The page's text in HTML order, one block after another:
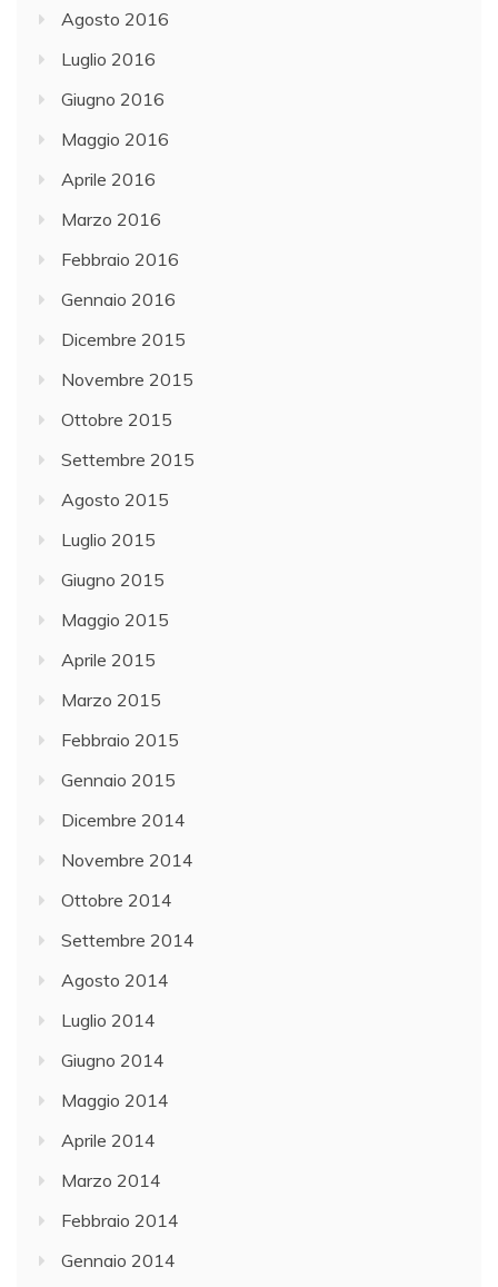
Agosto 2016
Luglio 2016
Giugno 2016
Maggio 2016
Aprile 2016
Marzo 2016
Febbraio 2016
Gennaio 2016
Dicembre 2015
Novembre 2015
Ottobre 2015
Settembre 2015
Agosto 2015
Luglio 2015
Giugno 2015
Maggio 2015
Aprile 2015
Marzo 2015
Febbraio 2015
Gennaio 2015
Dicembre 2014
Novembre 2014
Ottobre 2014
Settembre 2014
Agosto 2014
Luglio 2014
Giugno 2014
Maggio 2014
Aprile 2014
Marzo 2014
Febbraio 2014
Gennaio 2014